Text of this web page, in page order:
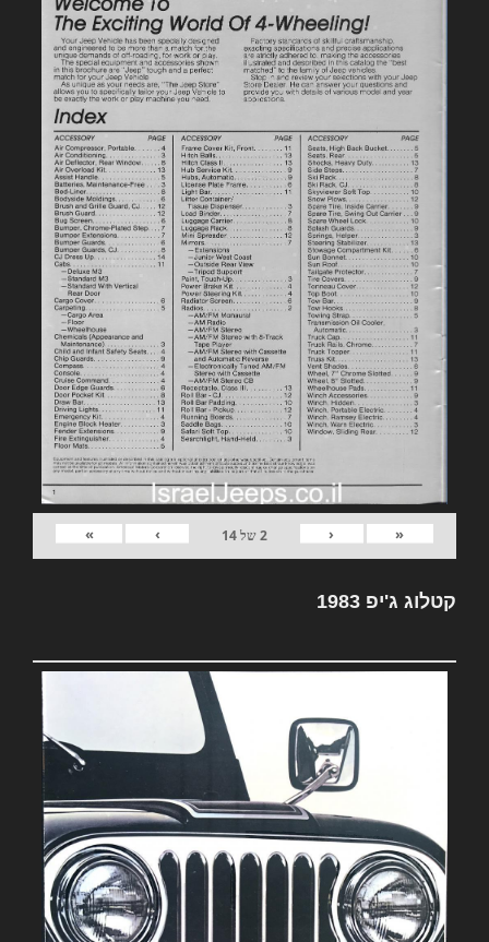
«
‹
2של14
›
»
קטלוג ג'יפ 1983